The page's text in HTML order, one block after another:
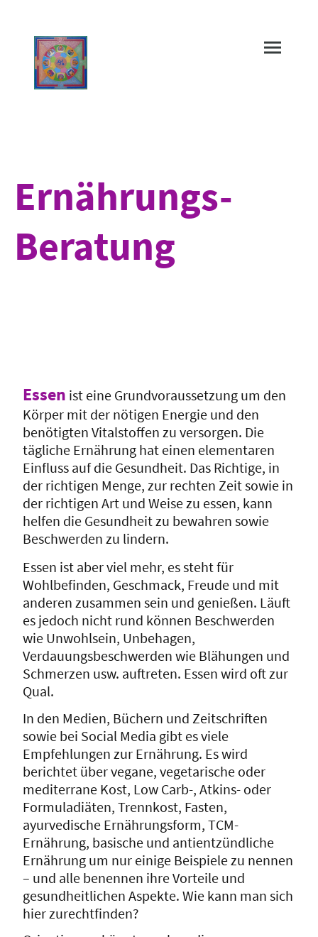
Ernährungs-
Beratung
Essen ist eine Grundvoraussetzung um den
Körper mit der nötigen Energie und den
benötigten Vitalstoffen zu versorgen. Die
tägliche Ernährung hat einen elementaren
Einfluss auf die Gesundheit. Das Richtige, in
der richtigen Menge, zur rechten Zeit sowie in
der richtigen Art und Weise zu essen, kann
helfen die Gesundheit zu bewahren sowie
Beschwerden zu lindern.
Essen ist aber viel mehr, es steht für
Wohlbefinden, Geschmack, Freude und mit
anderen zusammen sein und genießen. Läuft
es jedoch nicht rund können Beschwerden
wie Unwohlsein, Unbehagen,
Verdauungsbeschwerden wie Blähungen und
Schmerzen usw. auftreten. Essen wird oft zur
Qual.
In den Medien, Büchern und Zeitschriften
sowie bei Social Media gibt es viele
Empfehlungen zur Ernährung. Es wird
berichtet über vegane, vegetarische oder
mediterrane Kost, Low Carb-, Atkins- oder
Formuladiäten, Trennkost, Fasten,
ayurvedische Ernährungsform, TCM-
Ernährung, basische und antientzündliche
Ernährung um nur einige Beispiele zu nennen
– und alle benennen ihre Vorteile und
gesundheitlichen Aspekte. Wie kann man sich
hier zurechtfinden?